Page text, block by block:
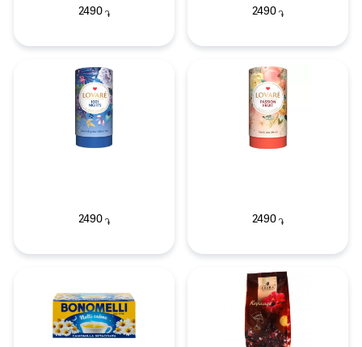
2490֏ 2490 ֏
2490֏ 2490 ֏